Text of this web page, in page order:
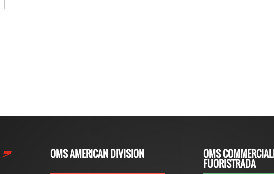
OMS AMERICAN DIVISION OMS
FUORISTRADA